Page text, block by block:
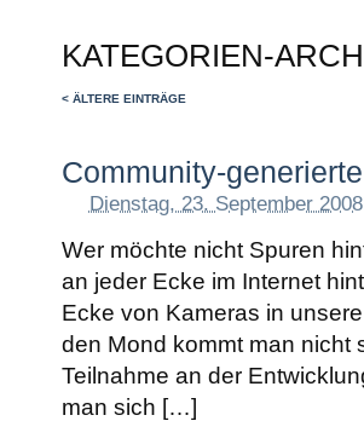
KATEGORIEN-
< ÄLTERE EINTRÄGE
Community-
Dienstag, 23. September 2008
Wer möchte nicht Spuren
an jeder Ecke im Internet
Ecke von Kameras in
den Mond kommt man nicht
Teilnahme an der
man sich […]